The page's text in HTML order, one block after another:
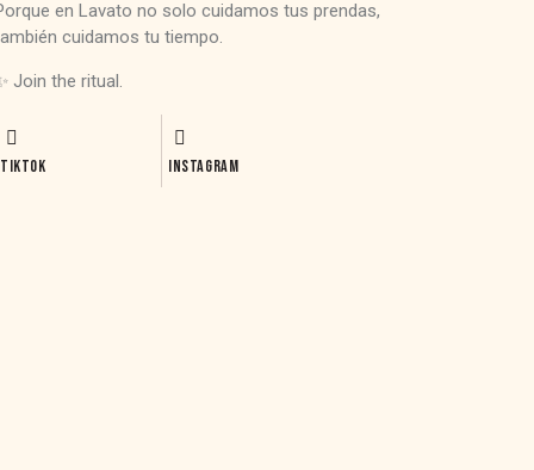
en Lavato no solo cuidamos tus prendas,
cuidamos tu tiempo.
Join the ritual.
TIKTOK INSTAGRAM